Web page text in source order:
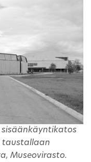
sisäänkäyntikatos
taustallaan
Museovirasto.